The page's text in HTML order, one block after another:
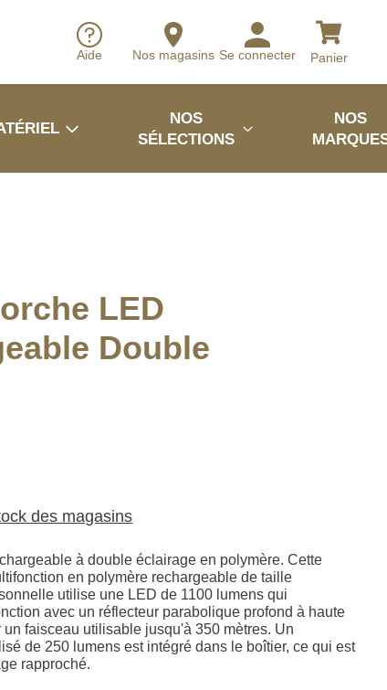
Aide Nos magasins Se connecter Panier
NOS
SÉLECTIONS
NOS
LED
Double
des magasins
à double éclairage en polymère. Cette
en polymère rechargeable de taille
utilise une LED de 1100 lumens qui
avec un réflecteur parabolique profond à haute
un faisceau utilisable jusqu'à 350 mètres. Un
de 250 lumens est intégré dans le boîtier, ce qui est
rapproché.